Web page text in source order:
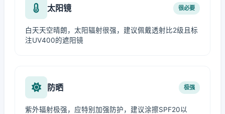
太阳镜 很必要
白天天空晴朗，太阳辐射很强，建议佩戴透射比2级且标
注UV400的遮阳镜
防晒 极强
紫外辐射极强，应特别加强防护，建议涂擦SPF20以